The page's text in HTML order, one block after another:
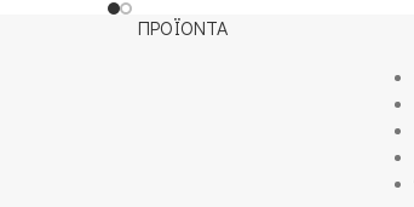
ΠΡΟΪΟΝΤΑ